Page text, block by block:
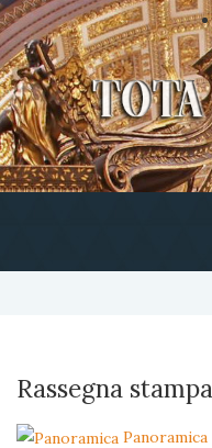
Rassegna stampa
Panoramica